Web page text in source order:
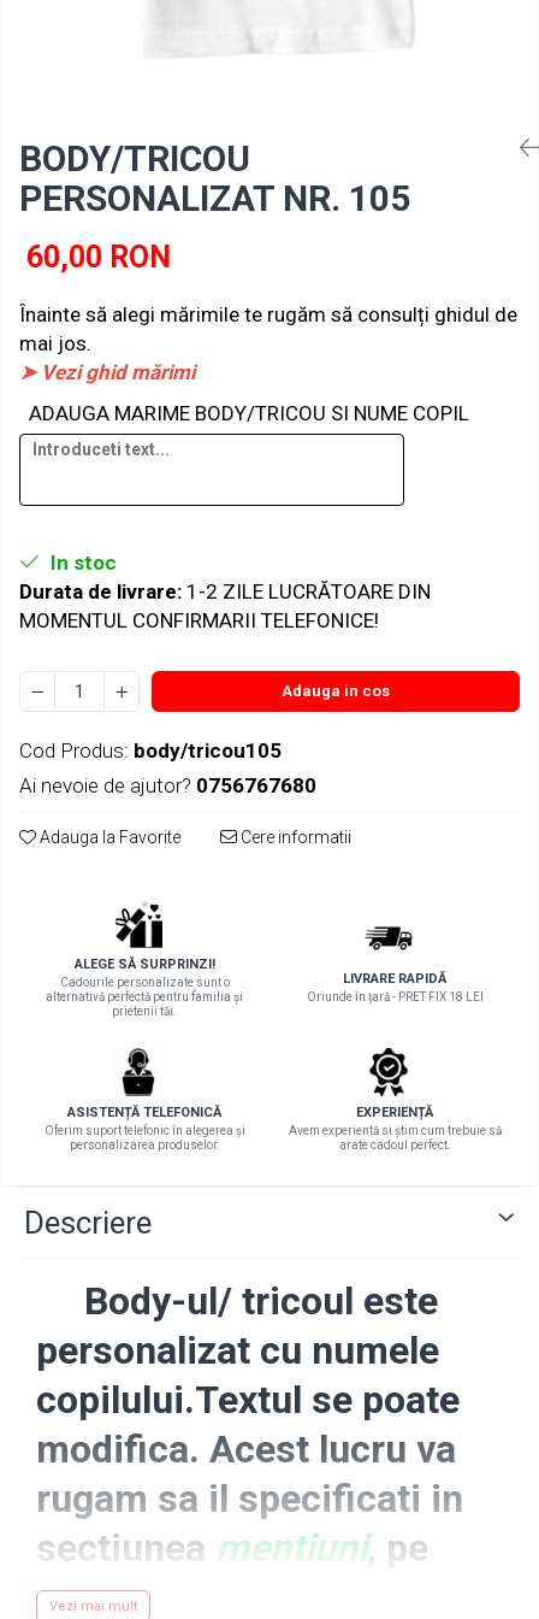
BODY/TRICOU
PERSONALIZAT NR. 105
60,00 RON
Înainte să alegi mărimile te rugăm să consulți ghidul de
mai jos.
➤ Vezi ghid mărimi
ADAUGA MARIME BODY/TRICOU SI NUME COPIL
In stoc
Durata de livrare: 1-2 ZILE LUCRĂTOARE DIN
MOMENTUL CONFIRMARII TELEFONICE!
Adauga in cos
Cod Produs: body/tricou105
Ai nevoie de ajutor? 0756767680
Adauga la Favorite Cere informatii
ALEGE SĂ SURPRINZI!
Cadourile personalizate sunt o
alternativă perfectă pentru familia și
prietenii tăi.
LIVRARE RAPIDĂ
Oriunde în țară - PRET FIX 18 LEI
ASISTENȚĂ TELEFONICĂ
Oferim suport telefonic în alegerea și
personalizarea produselor.
EXPERIENȚĂ
Avem experientă si știm cum trebuie să
arate cadoul perfect.
Descriere
Body-ul/ tricoul este
personalizat cu numele
copilului.Textul se poate
modifica. Acest lucru va
rugam sa il specificati in
sectiunea mentiuni, pe
care o gasiti dupa ce
Vezi mai mult